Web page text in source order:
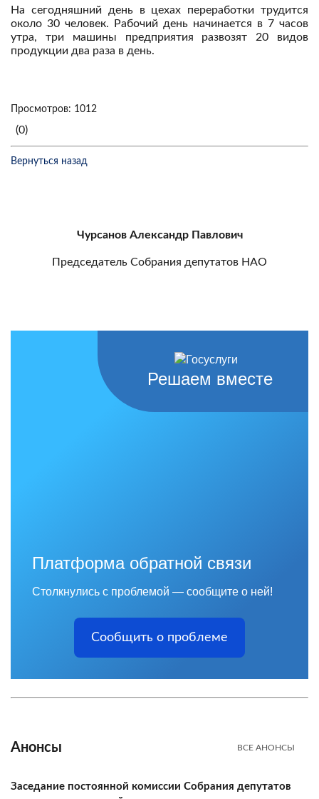
На сегодняшний день в цехах переработки трудится
около 30 человек. Рабочий день начинается в 7 часов
утра, три машины предприятия развозят 20 видов
продукции два раза в день.
Просмотров: 1012
(0)
Вернуться назад
Чурсанов Александр Павлович
Председатель Собрания депутатов НАО
Решаем вместе
Платформа обратной связи
Столкнулись с проблемой — сообщите о ней!
Сообщить о проблеме
Анонсы ВСЕ АНОНСЫ
Заседание постоянной комиссии Собрания депутатов